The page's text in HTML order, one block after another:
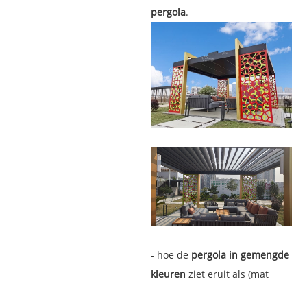
pergola.
- hoe de pergola in gemengde
kleuren ziet eruit als (mat